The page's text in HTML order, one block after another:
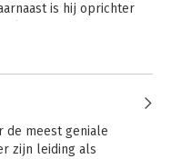
is hij oprichter
de meest geniale
zijn leiding als